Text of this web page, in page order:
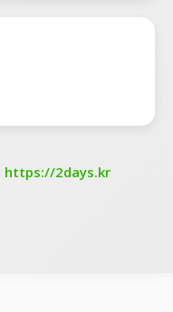
https://2days.kr